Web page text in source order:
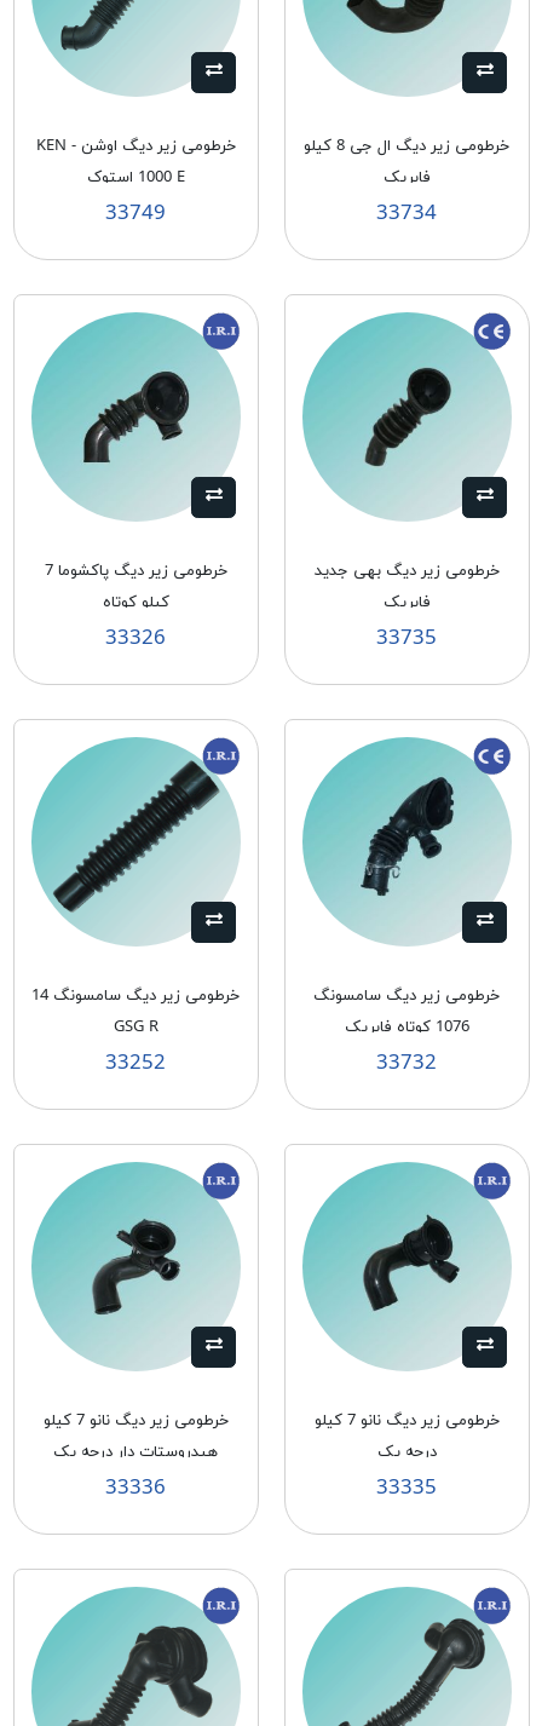
خرطومی زیر دیگ ال جی 8 کیلو
فابریک
33734
خرطومی زیر دیگ اوشن - KEN
1000 E استوک
33749
خرطومی زیر دیگ بهی جدید
فابریک
33735
خرطومی زیر دیگ پاکشوما 7
کیلو کوتاه
33326
خرطومی زیر دیگ سامسونگ
1076 کوتاه فابریک
33732
خرطومی زیر دیگ سامسونگ 14
GSG R
33252
خرطومی زیر دیگ نانو 7 کیلو
درجه یک
33335
خرطومی زیر دیگ نانو 7 کیلو
هیدروستات دار درجه یک
33336